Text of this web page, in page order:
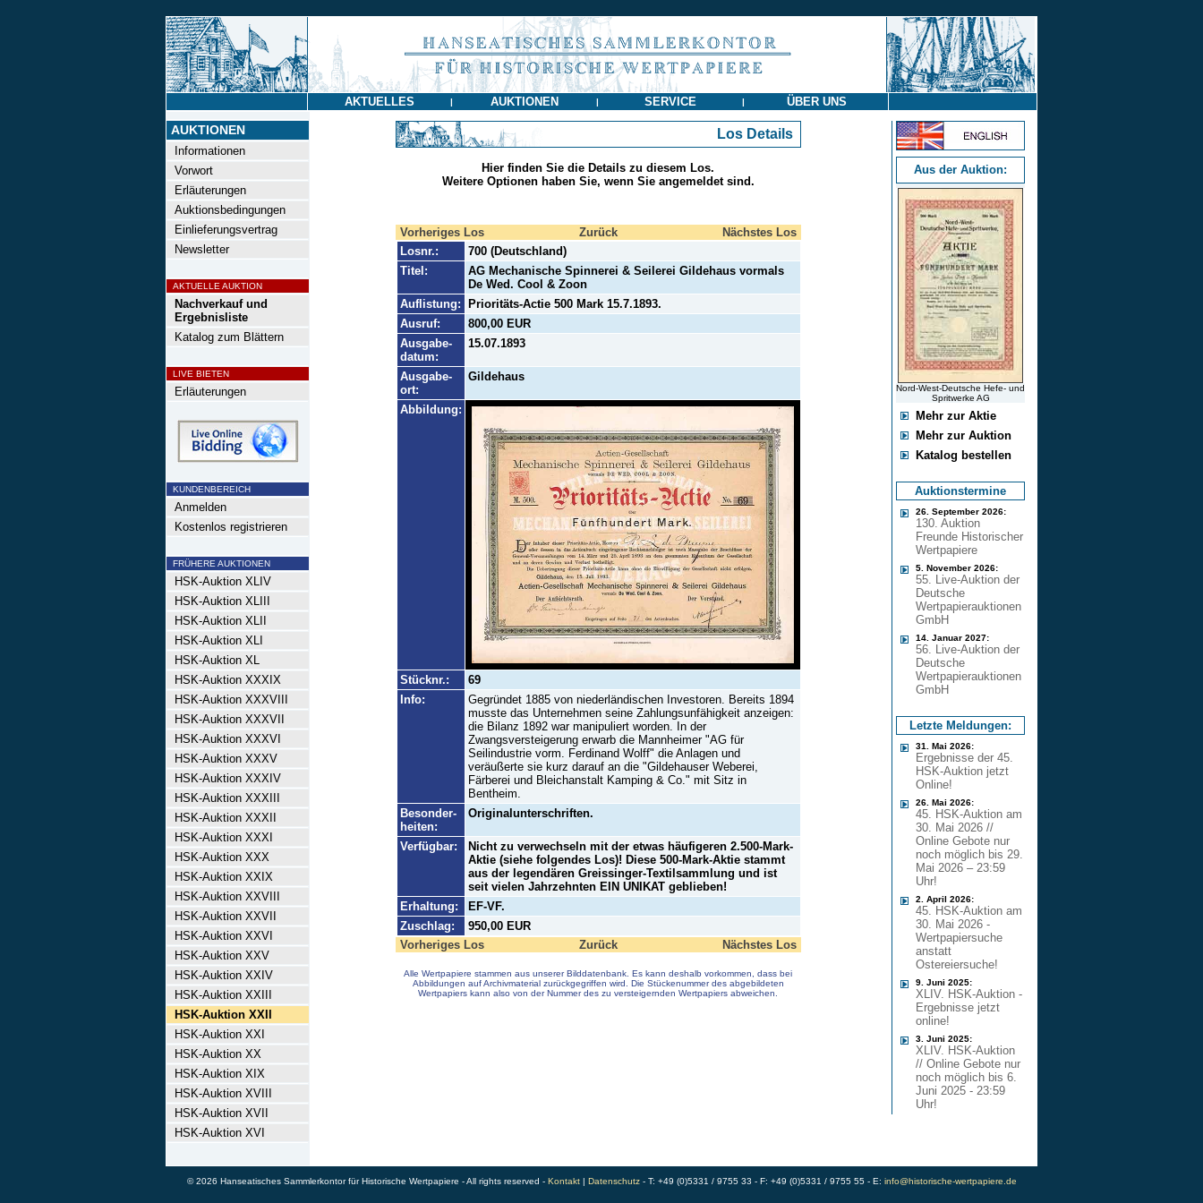
AKTUELLES | AUKTIONEN | SERVICE | ÜBER UNS
AUKTIONEN
Informationen
Vorwort
Erläuterungen
Auktionsbedingungen
Einlieferungsvertrag
Newsletter
AKTUELLE AUKTION
Nachverkauf und
Ergebnisliste
Katalog zum Blättern
LIVE BIETEN
Erläuterungen
KUNDENBEREICH
Anmelden
Kostenlos registrieren
FRÜHERE AUKTIONEN
HSK-Auktion XLIV
HSK-Auktion XLIII
HSK-Auktion XLII
HSK-Auktion XLI
HSK-Auktion XL
HSK-Auktion XXXIX
HSK-Auktion XXXVIII
HSK-Auktion XXXVII
HSK-Auktion XXXVI
HSK-Auktion XXXV
HSK-Auktion XXXIV
HSK-Auktion XXXIII
HSK-Auktion XXXII
HSK-Auktion XXXI
HSK-Auktion XXX
HSK-Auktion XXIX
HSK-Auktion XXVIII
HSK-Auktion XXVII
HSK-Auktion XXVI
HSK-Auktion XXV
HSK-Auktion XXIV
HSK-Auktion XXIII
HSK-Auktion XXII
HSK-Auktion XXI
HSK-Auktion XX
HSK-Auktion XIX
HSK-Auktion XVIII
HSK-Auktion XVII
HSK-Auktion XVI
Los Details
Hier finden Sie die Details zu diesem Los.
Weitere Optionen haben Sie, wenn Sie angemeldet sind.
Vorheriges Los Zurück
Nächstes Los
Losnr.:
700 (Deutschland)
Titel:
AG Mechanische Spinnerei & Seilerei Gildehaus vormals
De Wed. Cool & Zoon
Auflistung:
Prioritäts-Actie 500 Mark 15.7.1893.
Ausruf:
800,00 EUR
Ausgabe-
datum:
15.07.1893
Ausgabe-
ort:
Gildehaus
Abbildung:
Stücknr.:
69
Info:
Gegründet 1885 von niederländischen Investoren. Bereits 1894
musste das Unternehmen seine Zahlungsunfähigkeit anzeigen:
die Bilanz 1892 war manipuliert worden. In der
Zwangsversteigerung erwarb die Mannheimer "AG für
Seilindustrie vorm. Ferdinand Wolff" die Anlagen und
veräußerte sie kurz darauf an die "Gildehauser Weberei,
Färberei und Bleichanstalt Kamping & Co." mit Sitz in
Bentheim.
Besonder-
heiten:
Originalunterschriften.
Verfügbar:
Nicht zu verwechseln mit der etwas häufigeren 2.500-Mark-
Aktie (siehe folgendes Los)! Diese 500-Mark-Aktie stammt
aus der legendären Greissinger-Textilsammlung und ist
seit vielen Jahrzehnten EIN UNIKAT geblieben!
Erhaltung:
EF-VF.
Zuschlag:
950,00 EUR
Vorheriges Los
Zurück Nächstes Los
Alle Wertpapiere stammen aus unserer Bilddatenbank. Es kann deshalb vorkommen, dass bei
Abbildungen auf Archivmaterial zurückgegriffen wird. Die Stückenummer des abgebildeten
Wertpapiers kann also von der Nummer des zu versteigernden Wertpapiers abweichen.
Aus der Auktion:
Nord-West-Deutsche Hefe- und
Spritwerke AG
Mehr zur Aktie
Mehr zur Auktion
Katalog bestellen
Auktionstermine
26. September 2026:
130. Auktion
Freunde Historischer
Wertpapiere
5. November 2026:
55. Live-Auktion der
Deutsche
Wertpapierauktionen
GmbH
14. Januar 2027:
56. Live-Auktion der
Deutsche
Wertpapierauktionen
GmbH
Letzte Meldungen:
31. Mai 2026:
Ergebnisse der 45.
HSK-Auktion jetzt
Online!
26. Mai 2026:
45. HSK-Auktion am
30. Mai 2026 //
Online Gebote nur
noch möglich bis 29.
Mai 2026 – 23:59
Uhr!
2. April 2026:
45. HSK-Auktion am
30. Mai 2026 -
Wertpapiersuche
anstatt
Ostereiersuche!
9. Juni 2025:
XLIV. HSK-Auktion -
Ergebnisse jetzt
online!
3. Juni 2025:
XLIV. HSK-Auktion
// Online Gebote nur
noch möglich bis 6.
Juni 2025 - 23:59
Uhr!
© 2026 Hanseatisches Sammlerkontor für Historische Wertpapiere - All rights reserved - Kontakt| Datenschutz- T: +49 (0)5331 / 9755 33 - F: +49 (0)5331 / 9755 55 - E: info@historische-wertpapiere.de